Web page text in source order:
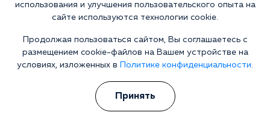
Вывод из запоя в стационаре
Нарколог на дом
Капельница от запоя на дому
Капельница от похмелья
использования и улучшения пользовательского опыта на
сайте используются технологии cookie.
Продолжая пользоваться сайтом, Вы соглашаетесь с
размещением cookie-файлов на Вашем устройстве на
условиях, изложенных в
Политике конфиденциальности.
Принять